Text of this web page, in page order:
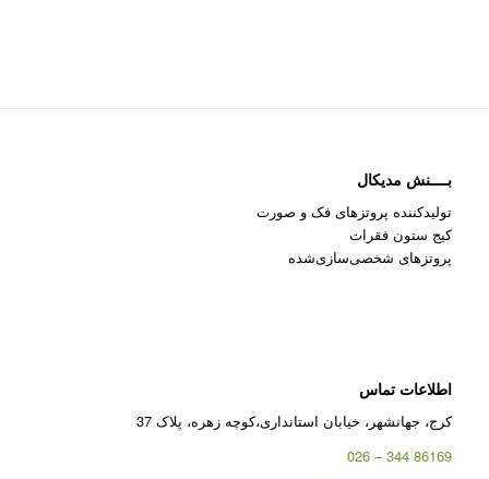
بــــنش مدیکال
تولیدکننده پروتزهای فک و صورت
کیج ستون فقرات
پروتزهای شخصی‌سازی‌شده
اطلاعات تماس
کرج، جهانشهر، خیابان استانداری،کوچه زهره، پلاک 37
86169 344 – 026